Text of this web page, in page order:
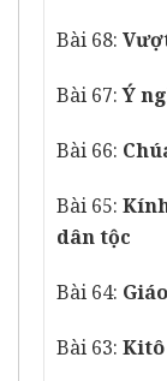
Bài 68:
Bài 67:Ý
Bài 66:
Bài 65:
dân tộc
Bài 64:
Bài 63: